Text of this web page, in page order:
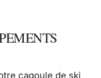
cagoule de ski